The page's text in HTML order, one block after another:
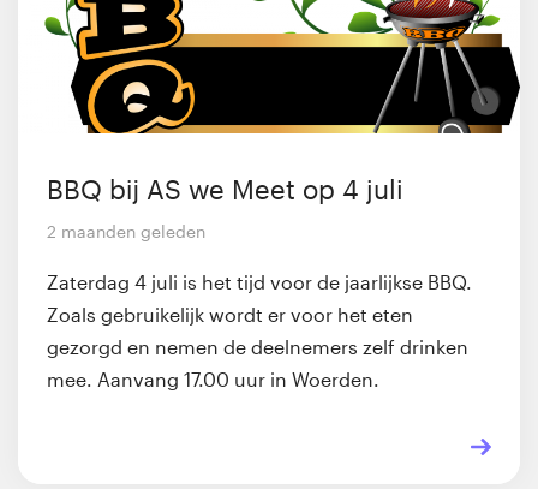
BBQ bij AS we Meet op 4 juli
2 maanden geleden
Zaterdag 4 juli is het tijd voor de jaarlijkse BBQ.
Zoals gebruikelijk wordt er voor het eten
gezorgd en nemen de deelnemers zelf drinken
mee. Aanvang 17.00 uur in Woerden.